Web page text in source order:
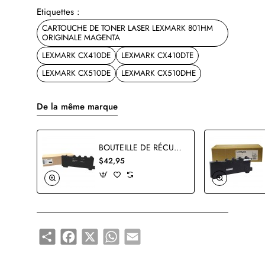
Etiquettes :
CARTOUCHE DE TONER LASER LEXMARK 801HM
ORIGINALE MAGENTA
LEXMARK CX410DE
LEXMARK CX410DTE
LEXMARK CX510DE
LEXMARK CX510DHE
De la même marque
BOUTEILLE DE RÉCUPÉRATION DE TONER USAGÉ LEXMARK 78C0W00 ORIGINALE
$42,95
Share Facebook
X WhatsApp
Email